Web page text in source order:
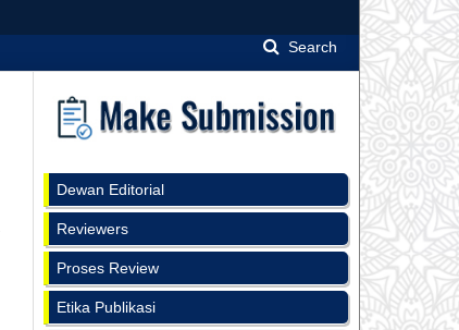
Search
Dewan Editorial
Reviewers
Proses Review
Etika Publikasi